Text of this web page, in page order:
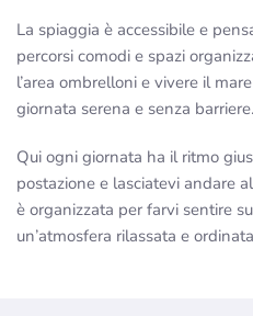
La spiaggia è accessibile e
percorsi comodi e spazi
l’area ombrelloni e vivere il
giornata serena e senza barriere.
Qui ogni giornata ha il ritmo
postazione e lasciatevi andare
è organizzata per farvi sentire
un’atmosfera rilassata e